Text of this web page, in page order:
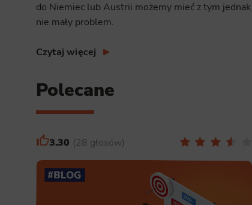
do Niemiec lub Austrii możemy mieć z tym jednak
nie mały problem.
Czytaj więcej
Polecane
3.30 28 głosów